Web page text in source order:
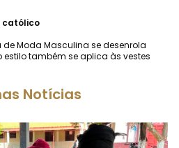
católico
Moda Masculina se desenrola
estilo também se aplica às vestes
Notícias